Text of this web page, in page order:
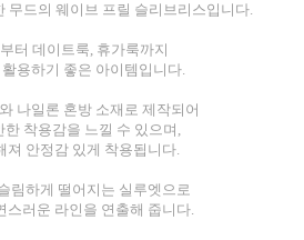
무드의 웨이브 프릴 슬리브리스입니다.
터 데이트룩, 휴가룩까지
용하기 좋은 아이템입니다.
나일론 혼방 소재로 제작되어
한 착용감을 느낄 수 있으며,
져 안정감 있게 착용됩니다.
림하게 떨어지는 실루엣으로
스러운 라인을 연출해 줍니다.